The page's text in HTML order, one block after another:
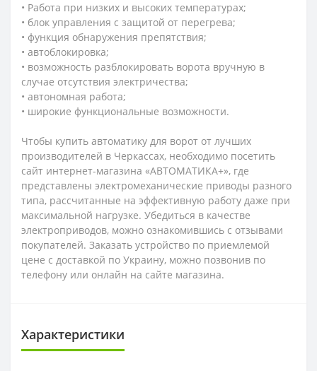
• Работа при низких и высоких температурах;
• блок управления с защитой от перегрева;
• функция обнаружения препятствия;
• автоблокировка;
• возможность разблокировать ворота вручную в
случае отсутствия электричества;
• автономная работа;
• широкие функциональные возможности.
Чтобы купить автоматику для ворот от лучших
производителей в Черкассах, необходимо посетить
сайт интернет-магазина «АВТОМАТИКА+», где
представлены электромеханические приводы разного
типа, рассчитанные на эффективную работу даже при
максимальной нагрузке. Убедиться в качестве
электроприводов, можно ознакомившись с отзывами
покупателей. Заказать устройство по приемлемой
цене с доставкой по Украину, можно позвонив по
телефону или онлайн на сайте магазина.
Характеристики